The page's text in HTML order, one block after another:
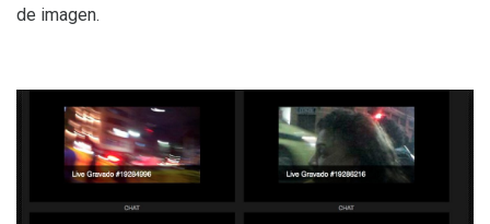
de imagen.